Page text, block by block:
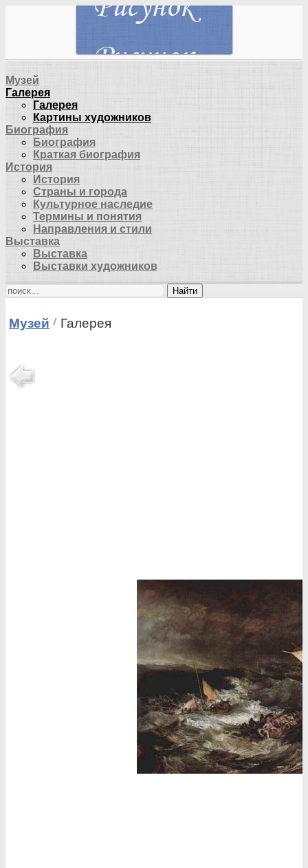
Музей
Галерея
Галерея
Картины художников
Биография
Биография
Краткая биография
История
История
Страны и города
Культурное наследие
Термины и понятия
Направления и стили
Выставка
Выставка
Выставки художников
Найти
Музей Галерея